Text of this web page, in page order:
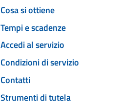
Cosa si ottiene
Tempi e scadenze
Accedi al servizio
Condizioni di servizio
Contatti
Strumenti di tutela